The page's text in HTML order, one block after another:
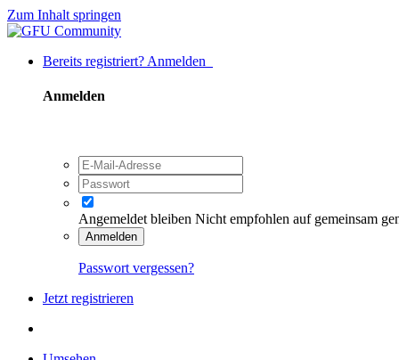
Zum Inhalt springen
Bereits registriert? Anmelden
Anmelden
Angemeldet bleiben Nicht empfohlen auf gemeinsam
Anmelden
Passwort vergessen?
Jetzt registrieren